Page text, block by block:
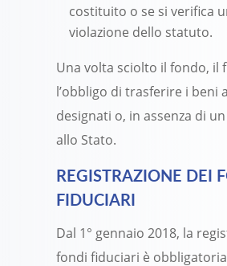
costituito o se si verifica
violazione dello statuto.
Una volta sciolto il fondo, il
l’obbligo di trasferire i beni
designati o, in assenza di
allo Stato.
REGISTRAZIONE DEI
FIDUCIARI
Dal 1° gennaio 2018, la
fondi fiduciari è